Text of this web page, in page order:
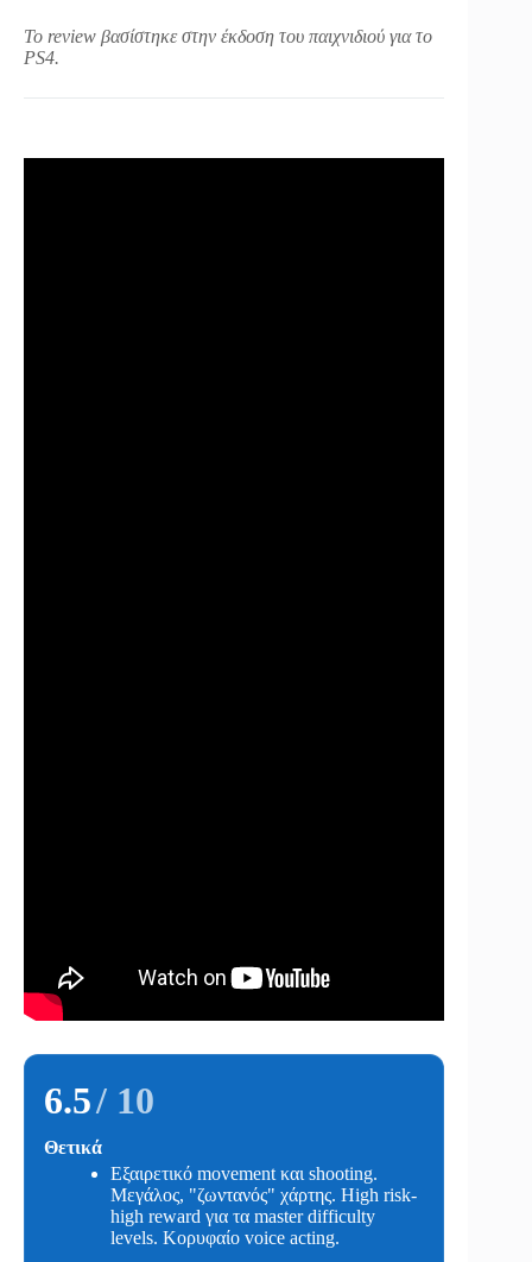
To review βασίστηκε στην έκδοση του παιχνιδιού για το
PS4.
6.5/ 10
Θετικά
Εξαιρετικό movement και shooting.
Μεγάλος, "ζωντανός" χάρτης. High risk-
high reward για τα master difficulty
levels. Κορυφαίο voice acting.